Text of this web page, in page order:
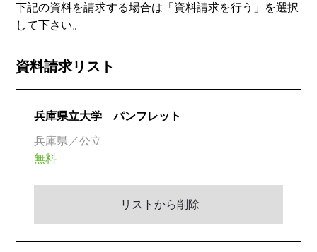
下記の資料を請求する場合は「資料請求を行う」を選択
して下さい。
資料請求リスト
兵庫県立大学 パンフレット
兵庫県／公立
無料
リストから削除